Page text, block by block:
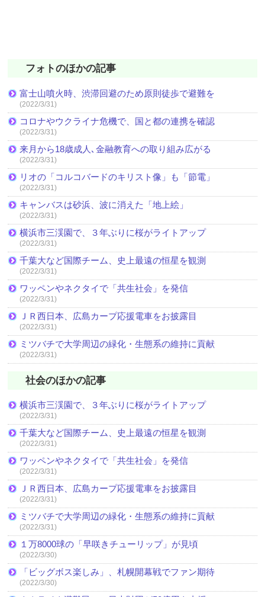
フォトのほかの記事
富士山噴火時、渋滞回避のため原則徒歩で避難を
(2022/3/31)
コロナやウクライナ危機で、国と都の連携を確認
(2022/3/31)
来月から18歳成人､金融教育への取り組み広がる
(2022/3/31)
リオの「コルコバードのキリスト像」も「節電」
(2022/3/31)
キャンバスは砂浜、波に消えた「地上絵」
(2022/3/31)
横浜市三渓園で、３年ぶりに桜がライトアップ
(2022/3/31)
千葉大など国際チーム、史上最遠の恒星を観測
(2022/3/31)
ワッペンやネクタイで「共生社会」を発信
(2022/3/31)
ＪＲ西日本、広島カープ応援電車をお披露目
(2022/3/31)
ミツバチで大学周辺の緑化・生態系の維持に貢献
(2022/3/31)
社会のほかの記事
横浜市三渓園で、３年ぶりに桜がライトアップ
(2022/3/31)
千葉大など国際チーム、史上最遠の恒星を観測
(2022/3/31)
ワッペンやネクタイで「共生社会」を発信
(2022/3/31)
ＪＲ西日本、広島カープ応援電車をお披露目
(2022/3/31)
ミツバチで大学周辺の緑化・生態系の維持に貢献
(2022/3/31)
１万8000球の「早咲きチューリップ」が見頃
(2022/3/30)
「ビッグボス楽しみ」、札幌開幕戦でファン期待
(2022/3/30)